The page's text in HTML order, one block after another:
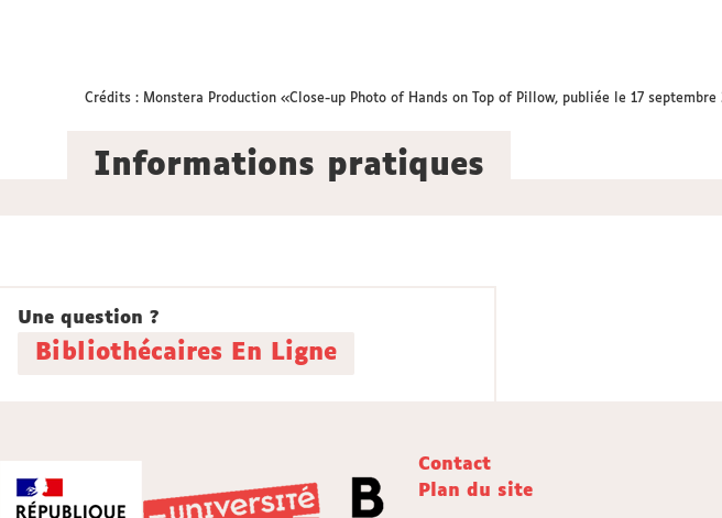
Crédits : Monstera Production «Close-up Photo of Hands on Top of Pillow, publiée le 17 septembre
Informations pratiques
Une question ?
Bibliothécaires En Ligne
Contact
Plan du site